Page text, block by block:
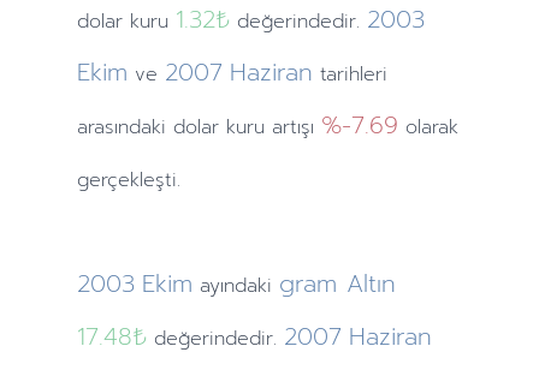
dolar kuru 1.32₺değerindedir. 2003
Ekim ve 2007 Haziran tarihleri
arasındaki dolar kuru artışı %-7.69 olarak
gerçekleşti.
2003 Ekim ayındaki gram Altın
17.48₺değerindedir. 2007 Haziran